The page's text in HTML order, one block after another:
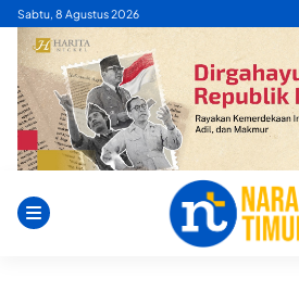
Skip
content
Sabtu, 8 Agustus 2026